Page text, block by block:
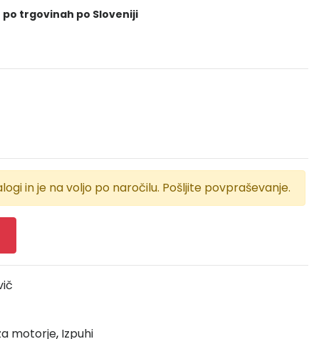
trgovinah po Sloveniji
in je na voljo po naročilu. Pošljite povpraševanje.
motorje, Izpuhi